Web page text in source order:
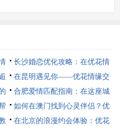
长沙婚恋优化攻略：在优花情
缘找到你的幸福密码
在昆明遇见你——优花情缘交
友活动体验分享
合肥爱情匹配指南：在这座城
市找到你的TA！
如何在澳门找到心灵伴侣？优
花情缘为你指明方向
在北京的浪漫约会体验：优花